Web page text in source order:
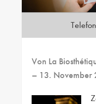
Von La
– 13. November